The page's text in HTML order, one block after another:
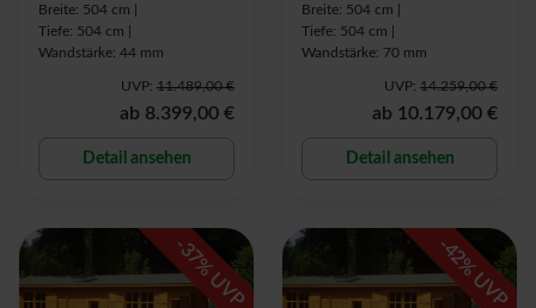
Breite: 504 cm |
Tiefe: 504 cm |
Wandstärke: 44 mm
UVP: 11.489,00 €
ab 8.399,00 €
Detail ansehen
Breite: 504 cm |
Tiefe: 504 cm |
Wandstärke: 70 mm
UVP: 14.259,00 €
ab 10.179,00 €
Detail ansehen
-
37
% UVP
-
42
% UVP